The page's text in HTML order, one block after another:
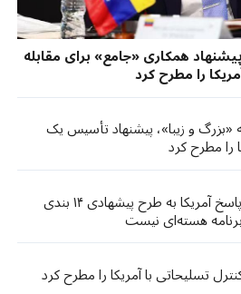
پیشنهاد همکاری «جامع» برای مقابله
را مطرح کرد
«بزرگ و زیبا»، پیشنهاد تأسیس یک
مطرح کرد
بقائی: ایران در حال بررسی پاسخ آمریکا به طرح پیشهادی ۱۴ بندی
هسته‌ای نیست
تسلیحاتی با آمریکا را مطرح کرد